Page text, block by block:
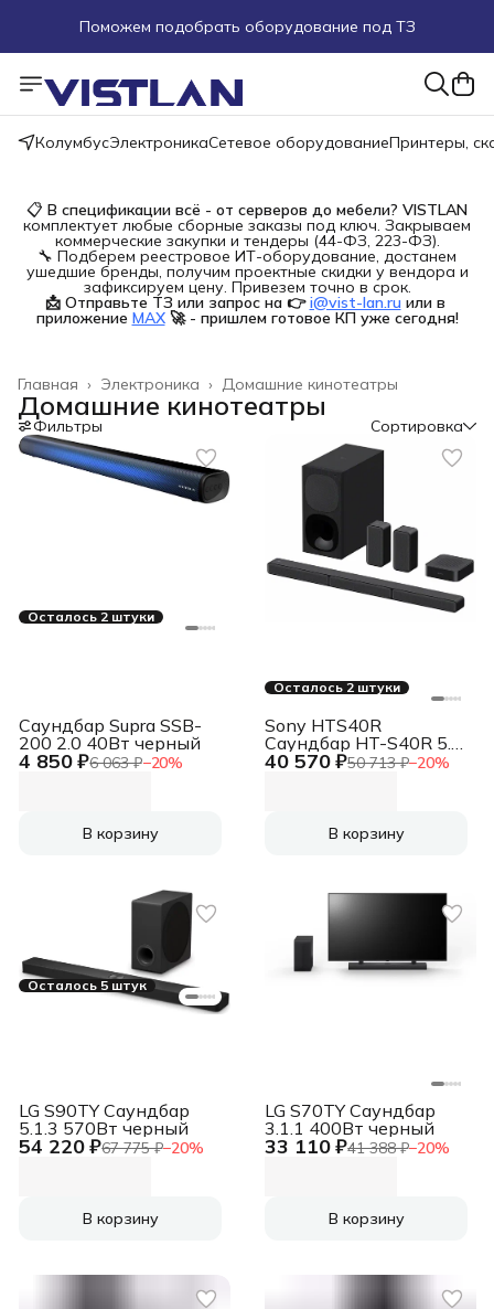
Поможем подобрать оборудование под ТЗ
Пуско-наладочные работы
Пришлите запрос на e-mail или в чат
КолумбусЭлектроникаСетевое оборудованиеПринтеры,
📋 В спецификации всё - от серверов до мебели? VISTLAN
комплектует любые сборные заказы под ключ. Закрываем
коммерческие закупки и тендеры (44-ФЗ, 223-ФЗ).
🔧 Подберем реестровое ИТ-оборудование, достанем
ушедшие бренды, получим проектные скидки у вендора и
зафиксируем цену. Привезем точно в срок.
📩 Отправьте ТЗ или запрос на 👉 i@vist-lan.ru или в
приложение MAX 🚀 - пришлем готовое КП уже сегодня!
Домашние кинотеатры
Электроника ›
Главная ›
Домашние кинотеатры
Фильтры Сортировка
Осталось 2 штуки
4 850 ₽6 063 ₽−20%
Саундбар Supra SSB-
200 2.0 40Вт черный
В корзину
Осталось 2 штуки
40 570 ₽50 713 ₽−20%
Sony HTS40R
Саундбар HT-S40R 5.1
600Вт черный
В корзину
Осталось 5 штук
54 220 ₽67 775 ₽−20%
LG S90TY Саундбар
5.1.3 570Вт черный
В корзину
33 110 ₽41 388 ₽−20%
LG S70TY Саундбар
3.1.1 400Вт черный
В корзину